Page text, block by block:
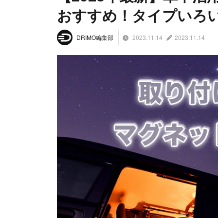
おすすめ！タイプいろ
DRIMO編集部 2023.11.14 2023.11.14